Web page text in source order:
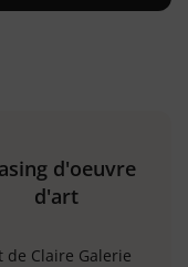
d'oeuvre
d'art
de Claire Galerie